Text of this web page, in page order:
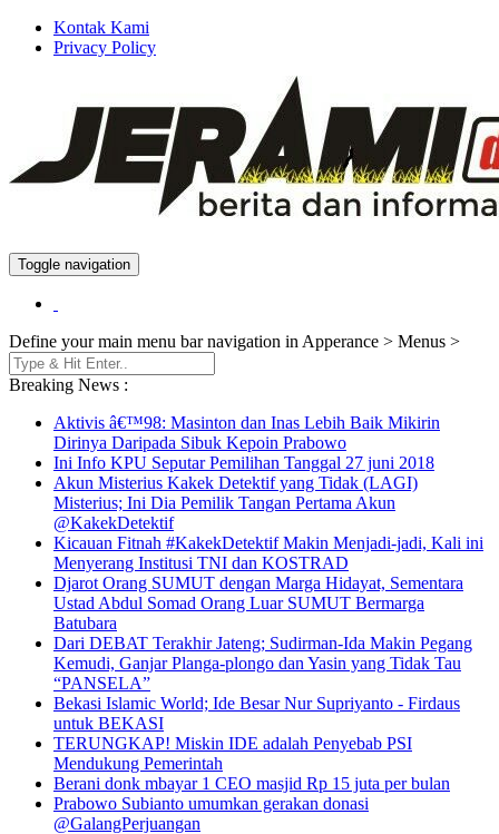
Kontak Kami
Privacy Policy
Jeramidotinfo
Berita dan Informasi Terkini
Toggle navigation
Define your main menu bar navigation in Apperance > Menus >
Breaking News :
Aktivis â€™98: Masinton dan Inas Lebih Baik Mikirin
Dirinya Daripada Sibuk Kepoin Prabowo
Ini Info KPU Seputar Pemilihan Tanggal 27 juni 2018
Akun Misterius Kakek Detektif yang Tidak (LAGI)
Misterius; Ini Dia Pemilik Tangan Pertama Akun
@KakekDetektif
Kicauan Fitnah #KakekDetektif Makin Menjadi-jadi, Kali ini
Menyerang Institusi TNI dan KOSTRAD
Djarot Orang SUMUT dengan Marga Hidayat, Sementara
Ustad Abdul Somad Orang Luar SUMUT Bermarga
Batubara
Dari DEBAT Terakhir Jateng; Sudirman-Ida Makin Pegang
Kemudi, Ganjar Planga-plongo dan Yasin yang Tidak Tau
“PANSELA”
Bekasi Islamic World; Ide Besar Nur Supriyanto - Firdaus
untuk BEKASI
TERUNGKAP! Miskin IDE adalah Penyebab PSI
Mendukung Pemerintah
Berani donk mbayar 1 CEO masjid Rp 15 juta per bulan
Prabowo Subianto umumkan gerakan donasi
@GalangPerjuangan